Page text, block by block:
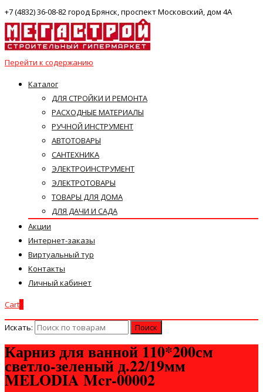
+7 (4832) 36-08-82 город Брянск, проспект Московский, дом 4А
Перейти к содержанию
Каталог
ДЛЯ СТРОЙКИ И РЕМОНТА
РАСХОДНЫЕ МАТЕРИАЛЫ
РУЧНОЙ ИНСТРУМЕНТ
АВТОТОВАРЫ
САНТЕХНИКА
ЭЛЕКТРОИНСТРУМЕНТ
ЭЛЕКТРОТОВАРЫ
ТОВАРЫ ДЛЯ ДОМА
ДЛЯ ДАЧИ И САДА
Акции
Интернет-заказы
Виртуальный тур
Контакты
Личный кабинет
Cart
Искать:
Карниз для ванной 110*200см
светло-зеленый д.22/19мм
MELODIA Mcr-00002